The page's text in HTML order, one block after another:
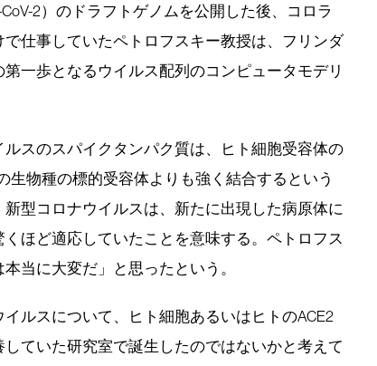
2）のドラフトゲノムを公開した後、コロラ
仕事していたペトロフスキー教授は、フリンダ
一歩となるウイルス配列のコンピュータモデリ
スのスパイクタンパク質は、ヒト細胞受容体の
生物種の標的受容体よりも強く結合するという
型コロナウイルスは、新たに出現した病原体に
ほど適応していたことを意味する。ペトロフス
当に大変だ」と思ったという。
ルスについて、ヒト細胞あるいはヒトのACE2
ていた研究室で誕生したのではないかと考えて